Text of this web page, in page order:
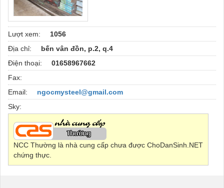
Lượt xem:
1056
Địa chỉ:
bến vân đồn, p.2, q.4
Điện thoại:
01658967662
Fax:
Email:
ngocmysteel@gmail.com
Sky:
NCC Thường là nhà cung cấp chưa được ChoDanSinh.NET
chứng thực.